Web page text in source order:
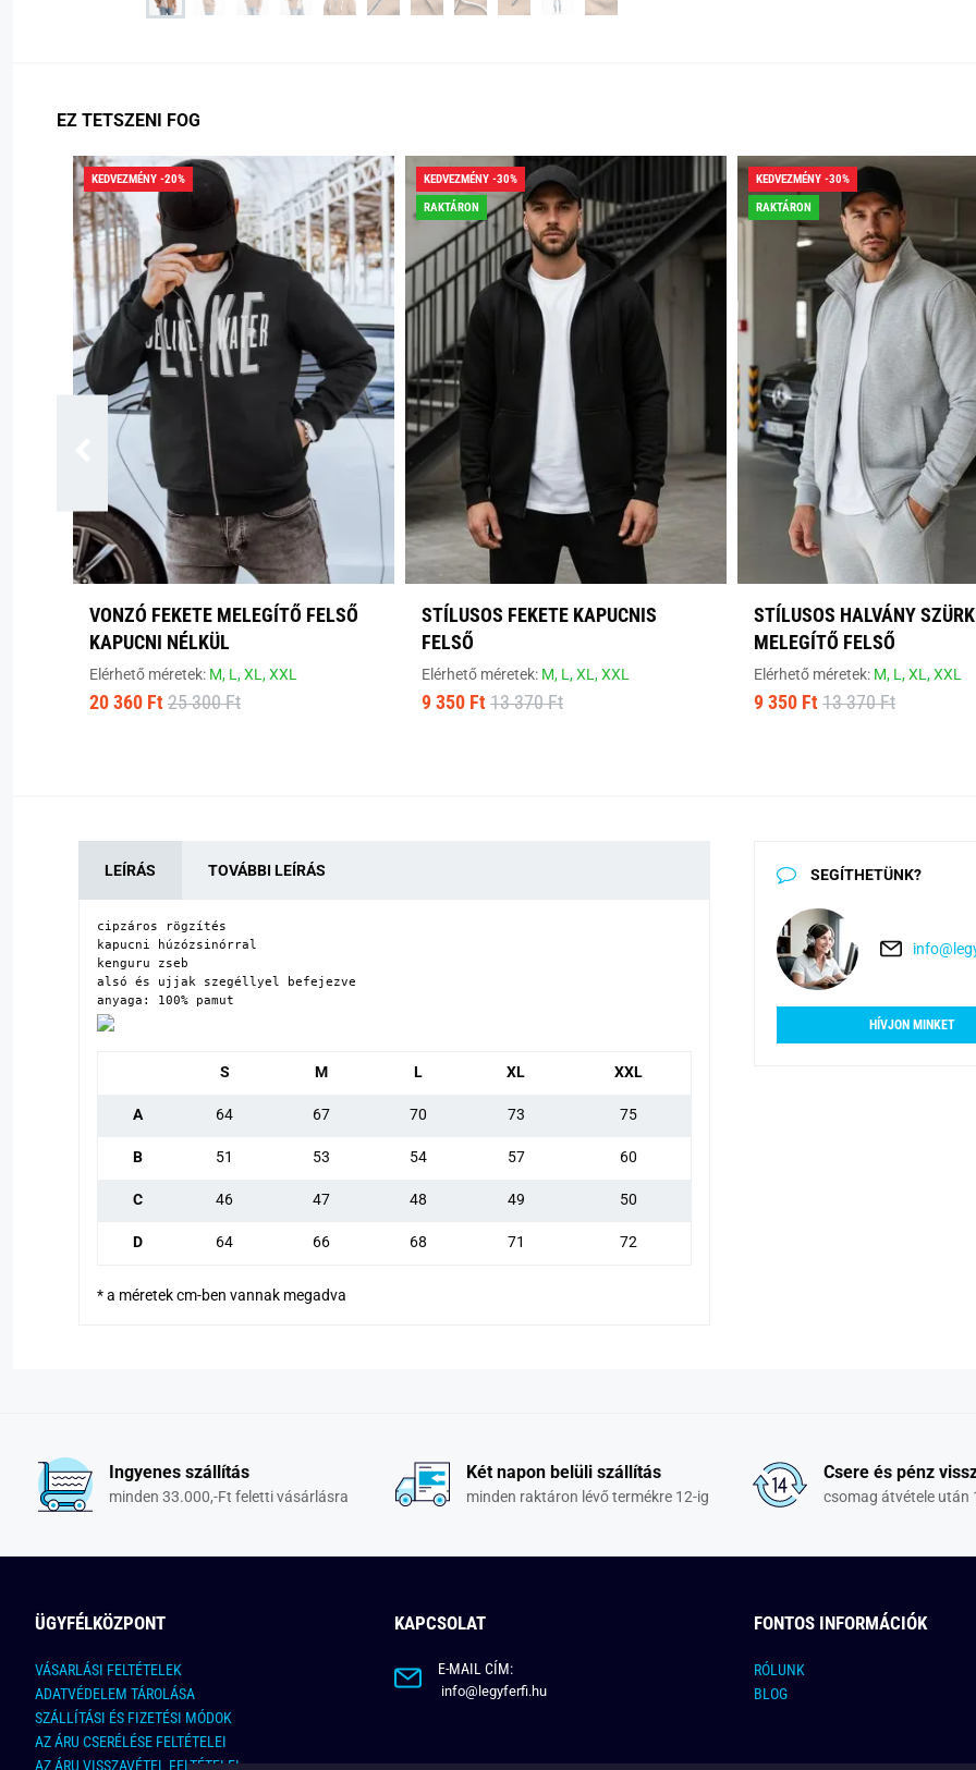
EZ TETSZENI FOG
KEDVEZMÉNY -20%
VONZÓ FEKETE MELEGÍTŐ FELSŐ
KAPUCNI NÉLKÜL
Elérhető méretek: M, L,XL,XXL
20 360 Ft 25 300 Ft
KEDVEZMÉNY -30%
RAKTÁRON
STÍLUSOS FEKETE KAPUCNIS
FELSŐ
Elérhető méretek: M, L,XL,XXL
9 350 Ft 13 370 Ft
KEDVEZMÉNY -30%
RAKTÁRON
STÍLUSOS HALVÁNY
MELEGÍTŐ FELSŐ
Elérhető méretek: M, L,XL,XXL
9 350 Ft 13 370 Ft
LEÍRÁS TOVÁBBI LEÍRÁS
cipzáros rögzítés
kapucni húzózsinórral
kenguru zseb
alsó és ujjak szegéllyel befejezve
anyaga: 100% pamut
S M L XL XXL
A 64 67 70 73 75
B 51 53 54 57 60
C 46 47 48 49 50
D 64 66 68 71 72
* a méretek cm-ben vannak megadva
SEGÍTHETÜNK?
HÍVJON MINKET
Ingyenes szállítás
minden 33.000,-Ft feletti vásárlásra
Két napon belüli szállítás
minden raktáron lévő termékre 12-ig
Csere és pénz
csomag átvétele után
ÜGYFÉLKÖZPONT
VÁSARLÁSI FELTÉTELEK
ADATVÉDELEM TÁROLÁSA
SZÁLLÍTÁSI ÉS FIZETÉSI MÓDOK
AZ ÁRU CSERÉLÉSE FELTÉTELEI
AZ ÁRU VISSZAVÉTEL FELTÉTELEI
KAPCSOLAT
E-MAIL CÍM:
info@legyferfi.hu
FONTOS INFORMÁCIÓK
RÓLUNK
BLOG